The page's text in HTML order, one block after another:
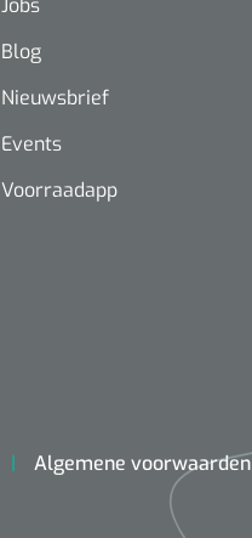
Blog
Nieuwsbrief
Events
Voorraadapp
Algemene voorwaarden